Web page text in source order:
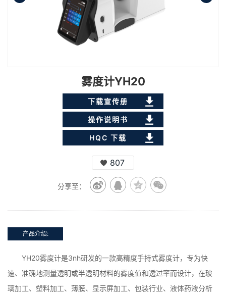
雾度计YH20
下载宣传册
操作说明书
HQC 下载
807
分享至：
产品介绍:
YH20雾度计是3nh研发的一款高精度手持式雾度计，专为快
速、准确地测量透明或半透明材料的雾度值和透过率而设计，在玻
璃加工、塑料加工、薄膜、显示屏加工、包装行业、液体药液分析